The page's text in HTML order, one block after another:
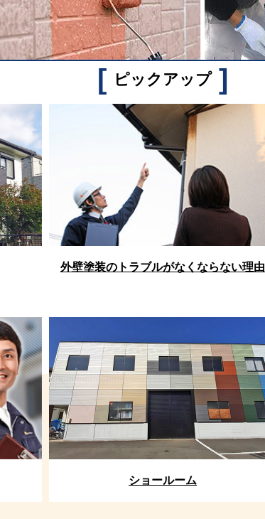
[ ピックアップ ]
外壁塗装のトラブルがなくならない理由
ショールーム